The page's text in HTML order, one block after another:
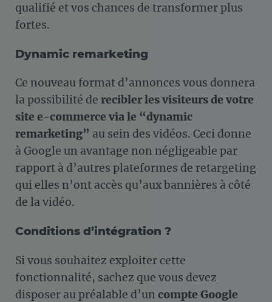
qualifié et vos chances de transformer plus
fortes.
Dynamic remarketing
Ce nouveau format d’annonces vous donnera
la possibilité de recibler les visiteurs de votre
site e-commerce via le “dynamic
remarketing” au sein des vidéos. Ceci donne
à Google un avantage non négligeable par
rapport à d’autres plateformes de retargeting
qui elles n’ont accès qu’aux bannières à côté
de la vidéo.
Conditions d’intégration ?
Si vous souhaitez exploiter cette
fonctionnalité, sachez que vous devez
disposer au préalable d’un compte Google